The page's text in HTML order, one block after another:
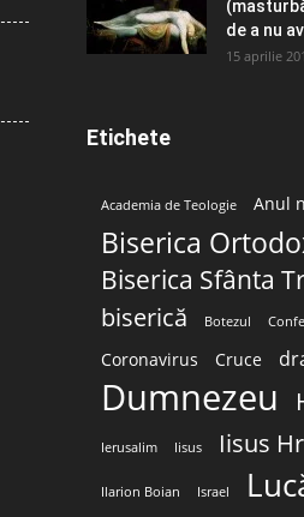
de a nu
15 aprilie
Etichete
Academia de Teologie Anul
Biserica
Biserica Sfânta
biserică Botezul
Coronavirus
Cruce
Dumnezeu
Ierusalim Iisus Iisus
Ilarion Boian Israel